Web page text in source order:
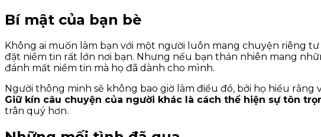
Bí mật của bạn bè
Không ai muốn làm bạn với một người luôn mang chuyện riêng tư
đặt niềm tin rất lớn nơi bạn. Nhưng nếu bạn thản nhiên mang
đánh mất niềm tin mà họ đã dành cho mình.
Người thông minh sẽ không bao giờ làm điều đó, bởi họ hiểu
Giữ kín câu chuyện của người khác là cách thể hiện sự tôn
trân quý hơn.